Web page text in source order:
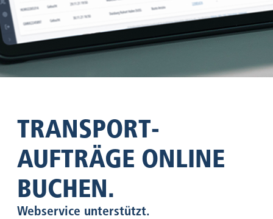
TRANSPORT­
AUFTRÄGE ONLINE
BUCHEN.
Webservice unterstützt.